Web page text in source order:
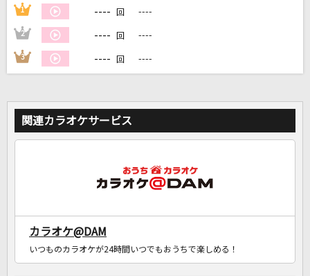
1 ---- 回 ----
2 ---- 回 ----
3 ---- 回 ----
関連カラオケサービス
カラオケ@DAM
いつものカラオケが24時間いつでもおうちで楽しめる！